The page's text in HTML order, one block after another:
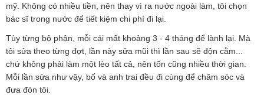
mỹ. Không có nhiều tiền, nên thay vì ra nước ngoài làm, tôi chọn
bác sĩ trong nước để tiết kiệm chi phí đi lại.
Tùy từng bộ phận, mỗi cái mất khoảng 3 - 4 tháng để lành lại. Mà
tôi sửa theo từng đợt, lần này sửa mũi thì lần sau sẽ độn cằm...
chứ không phải làm một lèo tất cả, nên tốn cũng nhiều thời gian.
Mỗi lần sửa như vậy, bố và anh trai đều đi cùng để chăm sóc và
đưa đón tôi.